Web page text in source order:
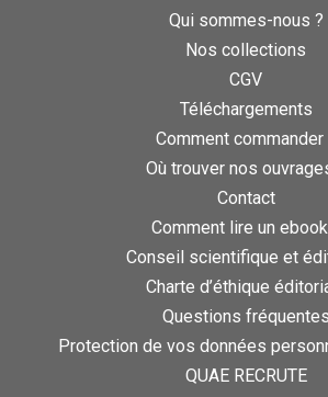
Qui sommes-nous ?
Nos collections
CGV
Téléchargements
Comment commander
Où trouver nos
Contact
Comment lire un
Conseil scientifique et
Charte d’éthique
Questions fréquentes
Protection de vos données
QUAE RECRUTE